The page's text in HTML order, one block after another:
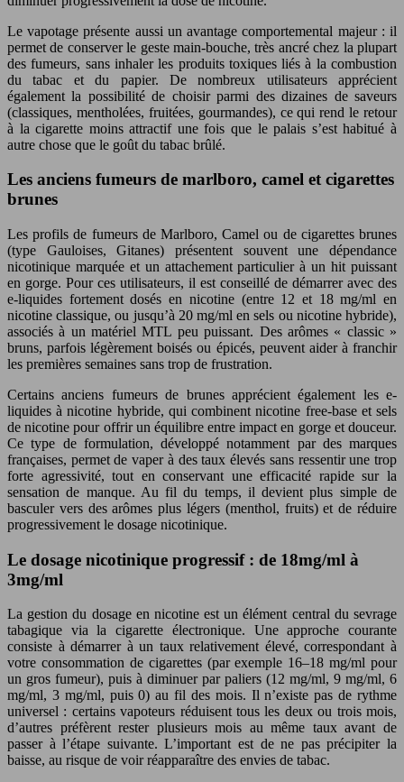
Le vapotage présente aussi un avantage comportemental majeur : il
permet de conserver le geste main-bouche, très ancré chez la plupart
des fumeurs, sans inhaler les produits toxiques liés à la combustion
du tabac et du papier. De nombreux utilisateurs apprécient
également la possibilité de choisir parmi des dizaines de saveurs
(classiques, mentholées, fruitées, gourmandes), ce qui rend le retour
à la cigarette moins attractif une fois que le palais s’est habitué à
autre chose que le goût du tabac brûlé.
Les anciens fumeurs de marlboro, camel et cigarettes
brunes
Les profils de fumeurs de Marlboro, Camel ou de cigarettes brunes
(type Gauloises, Gitanes) présentent souvent une dépendance
nicotinique marquée et un attachement particulier à un hit puissant
en gorge. Pour ces utilisateurs, il est conseillé de démarrer avec des
e-liquides fortement dosés en nicotine (entre 12 et 18 mg/ml en
nicotine classique, ou jusqu’à 20 mg/ml en sels ou nicotine hybride),
associés à un matériel MTL peu puissant. Des arômes « classic »
bruns, parfois légèrement boisés ou épicés, peuvent aider à franchir
les premières semaines sans trop de frustration.
Certains anciens fumeurs de brunes apprécient également les e-
liquides à nicotine hybride, qui combinent nicotine free-base et sels
de nicotine pour offrir un équilibre entre impact en gorge et douceur.
Ce type de formulation, développé notamment par des marques
françaises, permet de vaper à des taux élevés sans ressentir une trop
forte agressivité, tout en conservant une efficacité rapide sur la
sensation de manque. Au fil du temps, il devient plus simple de
basculer vers des arômes plus légers (menthol, fruits) et de réduire
progressivement le dosage nicotinique.
Le dosage nicotinique progressif : de 18mg/ml à
3mg/ml
La gestion du dosage en nicotine est un élément central du sevrage
tabagique via la cigarette électronique. Une approche courante
consiste à démarrer à un taux relativement élevé, correspondant à
votre consommation de cigarettes (par exemple 16–18 mg/ml pour
un gros fumeur), puis à diminuer par paliers (12 mg/ml, 9 mg/ml, 6
mg/ml, 3 mg/ml, puis 0) au fil des mois. Il n’existe pas de rythme
universel : certains vapoteurs réduisent tous les deux ou trois mois,
d’autres préfèrent rester plusieurs mois au même taux avant de
passer à l’étape suivante. L’important est de ne pas précipiter la
baisse, au risque de voir réapparaître des envies de tabac.